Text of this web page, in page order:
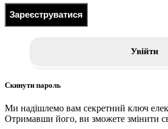
Зареєструватися
Увійти
Скинути пароль
Ми надішлемо вам секретний ключ
Отримавши його, ви зможете змінити